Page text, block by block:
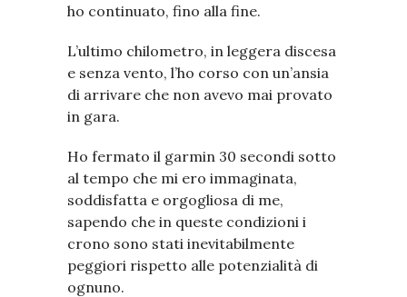
ho continuato, fino alla fine.
L’ultimo chilometro, in leggera discesa
e senza vento, l’ho corso con un’ansia
di arrivare che non avevo mai provato
in gara.
Ho fermato il garmin 30 secondi sotto
al tempo che mi ero immaginata,
soddisfatta e orgogliosa di me,
sapendo che in queste condizioni i
crono sono stati inevitabilmente
peggiori rispetto alle potenzialità di
ognuno.